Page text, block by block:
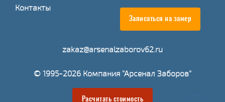
Контакты
Записаться на замер
zakaz@arsenalzaborov62.ru
© 1995-2026 Компания "Арсенал Заборов"
Расчитать стоимость